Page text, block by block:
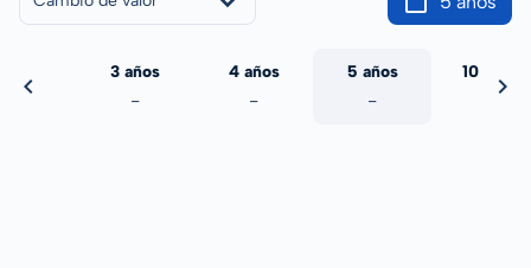
3 años
-
4 años
-
5 años
-
10 años